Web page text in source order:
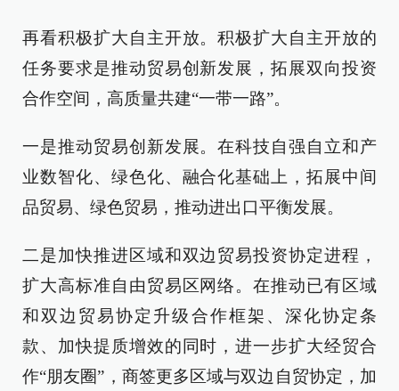
再看积极扩大自主开放。积极扩大自主开放的
任务要求是推动贸易创新发展，拓展双向投资
合作空间，高质量共建“一带一路”。
一是推动贸易创新发展。在科技自强自立和产
业数智化、绿色化、融合化基础上，拓展中间
品贸易、绿色贸易，推动进出口平衡发展。
二是加快推进区域和双边贸易投资协定进程，
扩大高标准自由贸易区网络。在推动已有区域
和双边贸易协定升级合作框架、深化协定条
款、加快提质增效的同时，进一步扩大经贸合
作“朋友圈”，商签更多区域与双边自贸协定，加